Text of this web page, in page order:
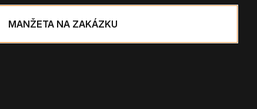
MANŽETA NA ZAKÁZKU